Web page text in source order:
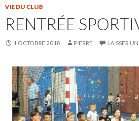
VIE DU CLUB
RENTRÉE
1 OCTOBRE 2018 PIERRE LAISSER